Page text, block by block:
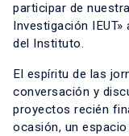
participar de
Investigación IEUT»
del Instituto.
El espíritu de las
conversación y
proyectos recién
ocasión, un